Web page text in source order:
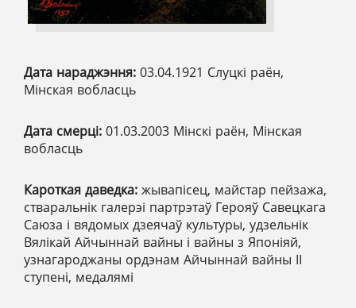
Дата нараджэння: 03.04.1921 Слуцкі раён,
Мінская вобласць
Дата смерці: 01.03.2003 Мінскі раён, Мінская
вобласць
Кароткая даведка: жывапісец, майстар пейзажа,
стваральнік галерэі партрэтаў Герояў Савецкага
Саюза і вядомых дзеячаў культуры, удзельнік
Вялікай Айчыннай вайны і вайны з Японіяй,
узнагароджаны ордэнам Айчыннай вайны ІІ
ступені, медалямі